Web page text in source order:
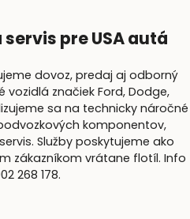
pre USA autá
dovoz, predaj aj odborný
vozidlá značiek Ford, Dodge,
sa na technicky náročné
komponentov,
Služby poskytujeme ako
zákazníkom vrátane flotíl. Info
268 178.